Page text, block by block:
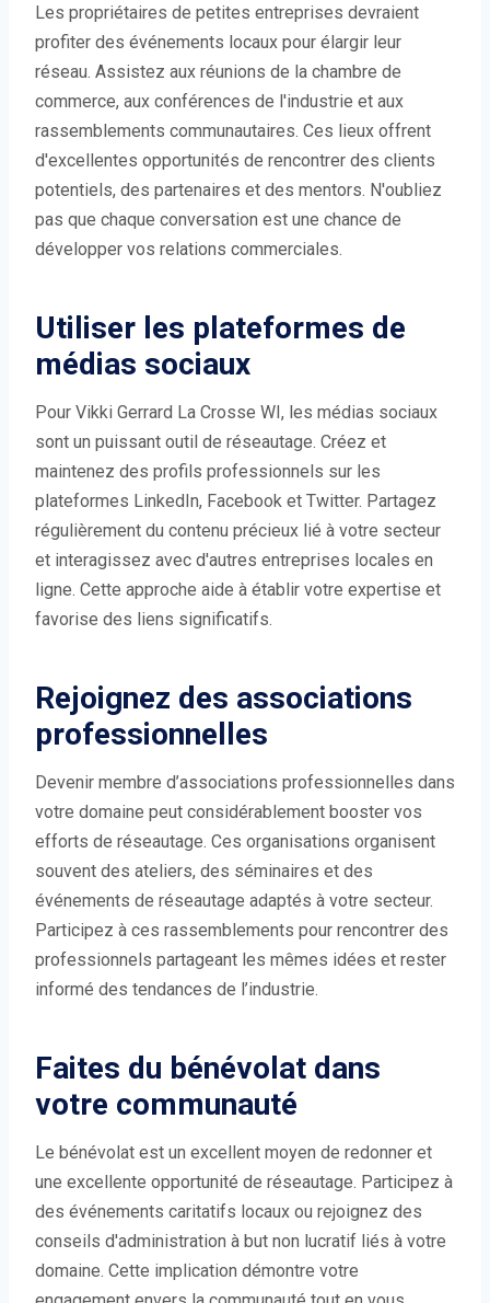
Les propriétaires de petites entreprises devraient
profiter des événements locaux pour élargir leur
réseau. Assistez aux réunions de la chambre de
commerce, aux conférences de l'industrie et aux
rassemblements communautaires. Ces lieux offrent
d'excellentes opportunités de rencontrer des clients
potentiels, des partenaires et des mentors. N'oubliez
pas que chaque conversation est une chance de
développer vos relations commerciales.
Utiliser les plateformes de
médias sociaux
Pour Vikki Gerrard La Crosse WI, les médias sociaux
sont un puissant outil de réseautage. Créez et
maintenez des profils professionnels sur les
plateformes LinkedIn, Facebook et Twitter. Partagez
régulièrement du contenu précieux lié à votre secteur
et interagissez avec d'autres entreprises locales en
ligne. Cette approche aide à établir votre expertise et
favorise des liens significatifs.
Rejoignez des associations
professionnelles
Devenir membre d’associations professionnelles dans
votre domaine peut considérablement booster vos
efforts de réseautage. Ces organisations organisent
souvent des ateliers, des séminaires et des
événements de réseautage adaptés à votre secteur.
Participez à ces rassemblements pour rencontrer des
professionnels partageant les mêmes idées et rester
informé des tendances de l’industrie.
Faites du bénévolat dans
votre communauté
Le bénévolat est un excellent moyen de redonner et
une excellente opportunité de réseautage. Participez à
des événements caritatifs locaux ou rejoignez des
conseils d'administration à but non lucratif liés à votre
domaine. Cette implication démontre votre